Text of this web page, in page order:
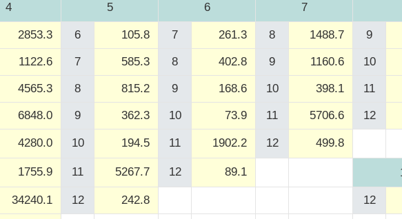
4 5 6 7
2853.3 6 105.8 7 261.3 8 1488.7 9
1122.6 7 585.3 8 402.8 9 1160.6 10
4565.3 8 815.2 9 168.6 10 398.1 11
6848.0 9 362.3 10 73.9 11 5706.6 12
4280.0 10 194.5 11 1902.2 12 499.8
1755.9 11 5267.7 12 89.1
34240.1 12 242.8 12